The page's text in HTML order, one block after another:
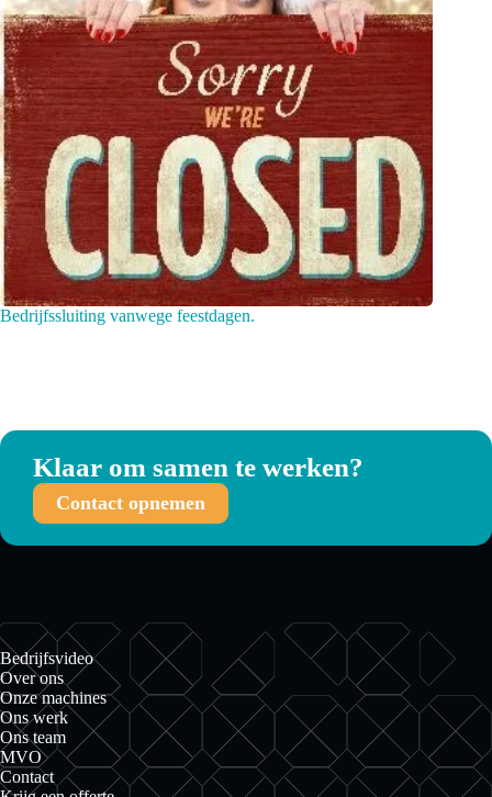
Bedrijfssluiting vanwege feestdagen.
Klaar om samen te werken?
Contact opnemen
Bedrijfsvideo
Over ons
Onze machines
Ons werk
Ons team
MVO
Contact